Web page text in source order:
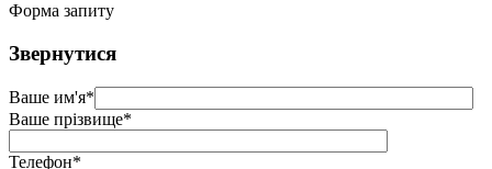
Форма запиту
Звернутися
Ваше им'я*
Ваше прізвище*
Телефон*